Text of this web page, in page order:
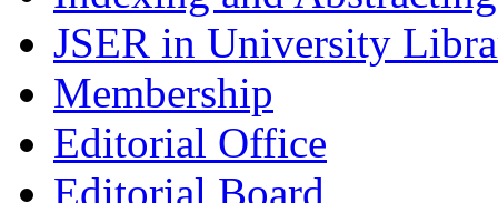
JSER in University
Membership
Editorial Office
Editorial Board